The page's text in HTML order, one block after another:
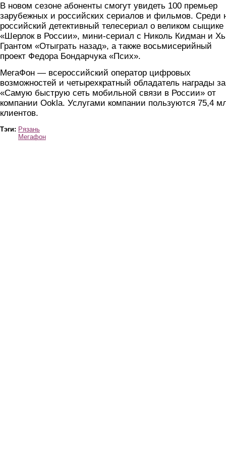
В новом сезоне абоненты смогут увидеть 100 премьер
зарубежных и российских сериалов и фильмов. Среди
российский детективный телесериал о великом сыщике
«Шерлок в Росcии», мини-сериал с Николь Кидман и
Грантом «Отыграть назад», а также восьмисерийный
проект Федора Бондарчука «Псих».
МегаФон — всероссийский оператор цифровых
возможностей и четырехкратный обладатель награды за
«Самую быструю сеть мобильной связи в России» от
компании Ookla. Услугами компании пользуются 75,4
клиентов.
Тэги: Рязань
Мегафон